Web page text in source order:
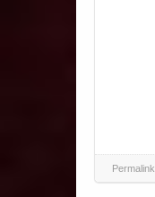
Permalink